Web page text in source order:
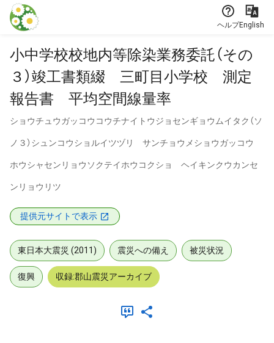
本文に飛ぶ
ヘルプEnglish
小中学校校地内等除染業務委託（その
３）竣工書類綴 三町目小学校 測定
報告書 平均空間線量率
ショウチュウガッコウコウチナイトウジョセンギョウムイタク（ソ
ノ３）シュンコウショルイツヅリ サンチョウメショウガッコウ
ホウシャセンリョウソクテイホウコクショ ヘイキンクウカンセ
ンリョウリツ
提供元サイトで表示
東日本大震災 (2011) 震災への備え 被災状況
復興 収録:郡山震災アーカイブ